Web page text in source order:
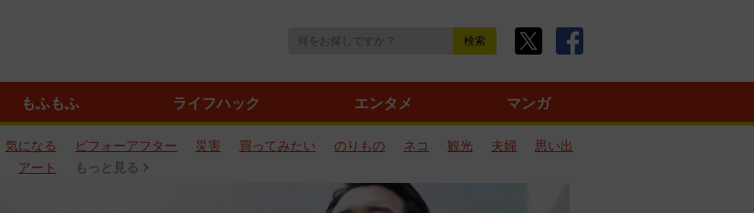
もふもふ ライフハック エンタメ マンガ
気になる ビフォーアフター 災害 買ってみたい のりもの ネコ 観光 夫婦
思い出
アート もっと見る